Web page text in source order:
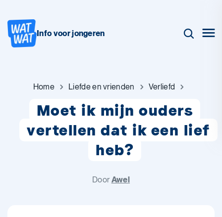
Info voor jongeren
Home Liefde en vrienden Verliefd
Moet ik mijn ouders
vertellen dat ik een lief
heb?
DoorAwel